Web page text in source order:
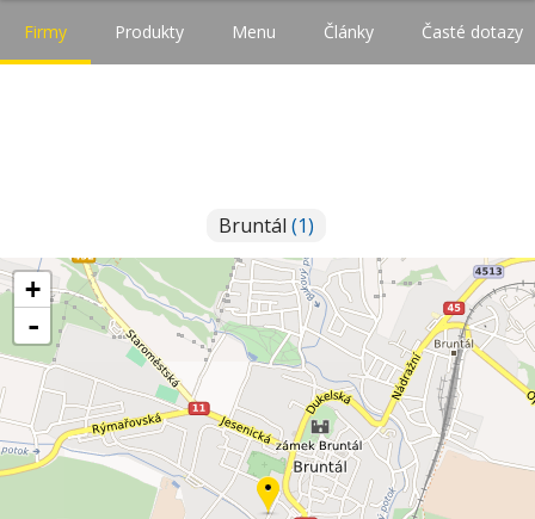
Firmy Produkty Menu Články Časté dotazy
Bruntál (1)
+
-